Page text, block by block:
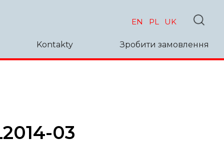
EN PL UK
Kontakty Зробити замовлення
03